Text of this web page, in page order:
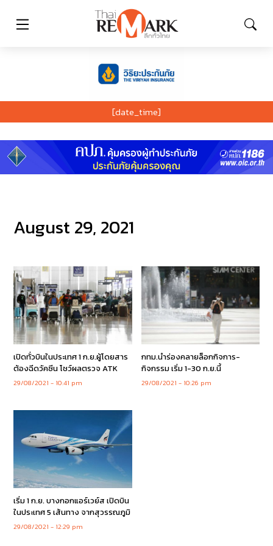
[date_time]
August 29, 2021
เปิดทั่วบินในประเทศ 1 ก.ย.ผู้โดยสาร
ต้องฉีดวัคซีน โชว์ผลตรวจ ATK
29/08/2021 10:41 pm
กทม.นำร่องคลายล็อกกิจการ-
กิจกรรม เริ่ม 1-30 ก.ย.นี้
29/08/2021 10:26 pm
เริ่ม 1 ก.ย. บางกอกแอร์เวย์ส เปิดบิน
ในประเทศ 5 เส้นทาง จากสุวรรณภูมิ
29/08/2021 12:29 pm